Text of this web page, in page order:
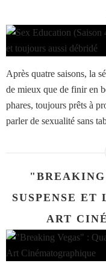
Après quatre saisons, la
de mieux que de finir en
phares, toujours prêts à
parler de sexualité sans
SUSPENSE
ART